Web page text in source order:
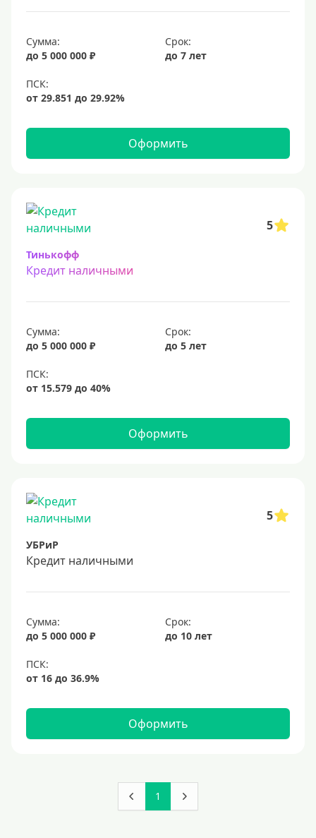
Сумма:
до 5 000 000 ₽
Срок:
до 7 лет
Оформить
5
Тинькофф
Кредит наличными
Сумма:
до 5 000 000 ₽
Срок:
до 5 лет
Оформить
5
УБРиР
Кредит наличными
Сумма:
до 5 000 000 ₽
Срок:
до 10 лет
Оформить
1